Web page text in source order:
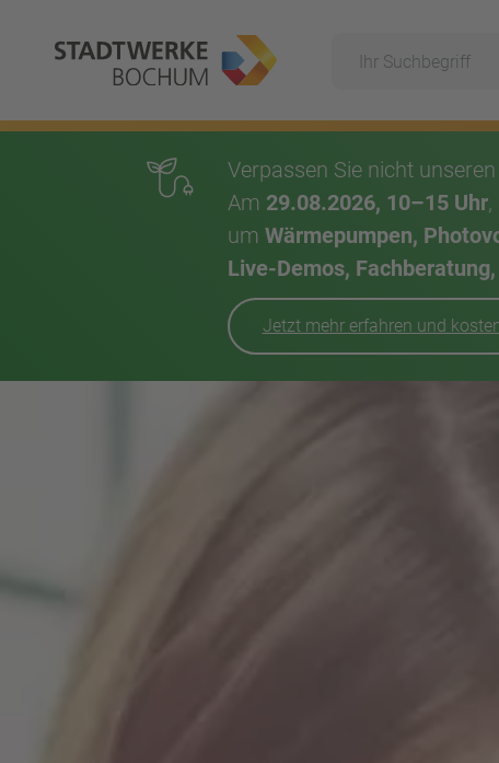
Verpassen Sie nicht unseren
Am 29.08.2026, 10–15 Uhr,
um Wärmepumpen,
Live-Demos,
Jetzt mehr erfahren und
Suche
Hauptnavigation